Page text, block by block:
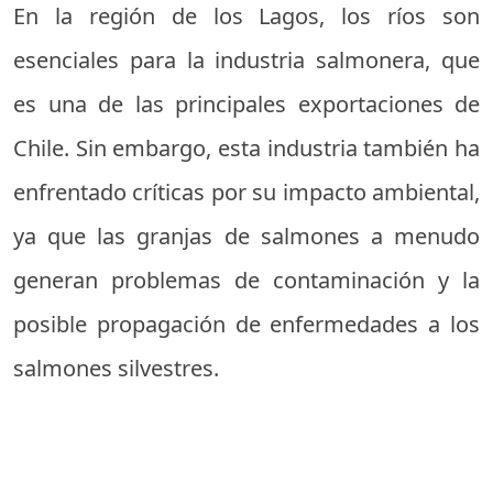
En la región de los Lagos, los ríos son
esenciales para la industria salmonera, que
es una de las principales exportaciones de
Chile. Sin embargo, esta industria también ha
enfrentado críticas por su impacto ambiental,
ya que las granjas de salmones a menudo
generan problemas de contaminación y la
posible propagación de enfermedades a los
salmones silvestres.